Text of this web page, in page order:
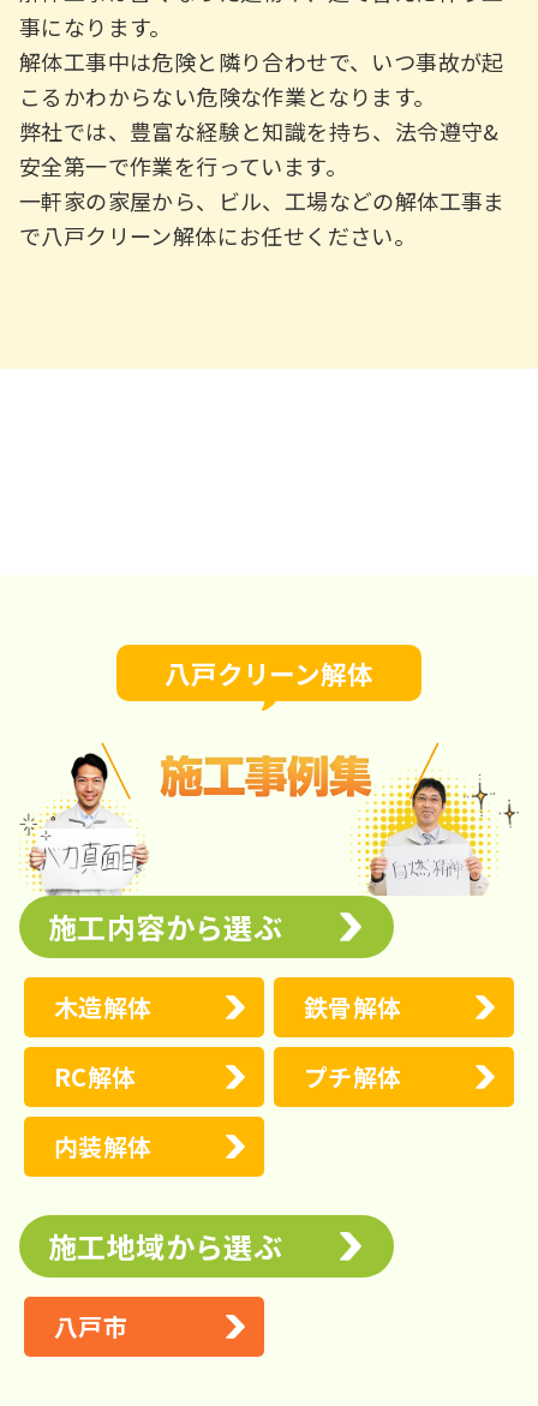
事になります。
解体工事中は危険と隣り合わせで、いつ事故が起
こるかわからない危険な作業となります。
弊社では、豊富な経験と知識を持ち、法令遵守&
安全第一で作業を行っています。
一軒家の家屋から、ビル、工場などの解体工事ま
で八戸クリーン解体にお任せください。
八戸クリーン解体
施工内容から選ぶ
木造解体
鉄骨解体
RC解体
プチ解体
内装解体
施工地域から選ぶ
八戸市